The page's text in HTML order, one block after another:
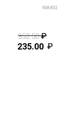
908-832
352.50
235.00